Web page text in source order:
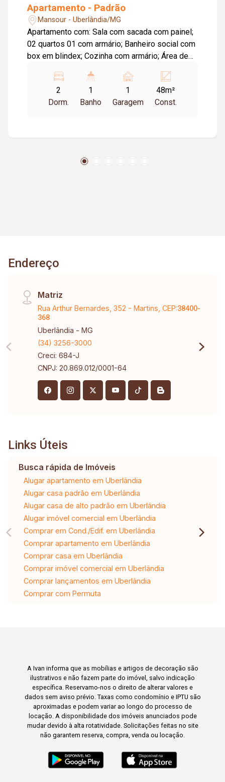
Apartamento - Padrão
Mansour - Uberlândia/MG
Apartamento com: Sala com sacada com painel;
02 quartos 01 com armário; Banheiro social com
box em blindex; Cozinha com armário; Área de
horas; Playground; Quadra; Quiosque com
churrasqueira. Cond Aprox. 231,06 Tem taxa de
mudança - INCLUSO CONDOMÍNIO - Tem taxa
2
Dorm.
1
Banho
1
Garagem
48m²
Const.
Endereço
Matriz
Rua Arthur Bernardes, 352 - Martins, CEP:38400-
368
Uberlândia - MG
(34) 3256-3000
Creci: 684-J
CNPJ: 20.869.012/0001-64
Links Úteis
Busca rápida de Imóveis
Alugar apartamento em Uberlândia
Alugar casa padrão em Uberlândia
Alugar casa de alto padrão em Uberlândia
Alugar imóvel comercial em Uberlândia
Comprar em Cond./Edif. em Uberlândia
Comprar apartamento em Uberlândia
Comprar casa em Uberlândia
Comprar imóvel comercial em Uberlândia
Comprar lançamentos em Uberlândia
Comprar com Permuta
A Ivan informa que as mobílias e artigos de decoração são
ilustrativos e não fazem parte do imóvel, salvo indicação
específica. Reservamo-nos o direito de alterar valores e
dados sem aviso prévio. Taxas como condomínio e IPTU são
aproximadas e podem variar ao longo do processo de
locação. A disponibilidade dos imóveis anunciados pode
mudar devido à alta rotatividade. Solicitações feitas no site
não garantem reserva, compra, venda ou locação.